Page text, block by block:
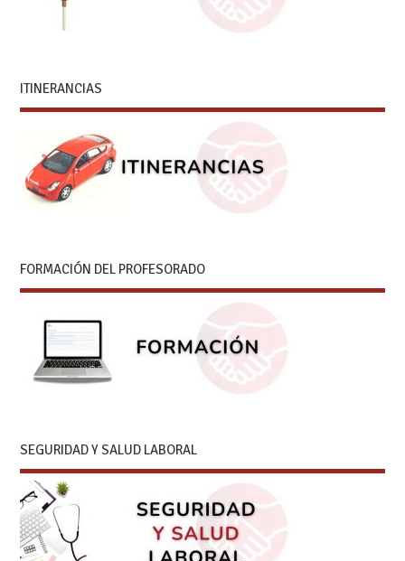
ITINERANCIAS
FORMACIÓN DEL PROFESORADO
SEGURIDAD Y SALUD LABORAL